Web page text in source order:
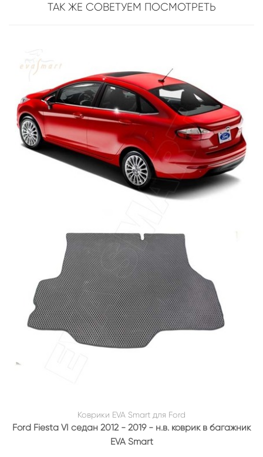
ТАК ЖЕ СОВЕТУЕМ ПОСМОТРЕТЬ
Коврики EVA Smart для Ford
Ford Fiesta VI седан 2012 - 2019 - н.в. коврик в багажник
EVA Smart